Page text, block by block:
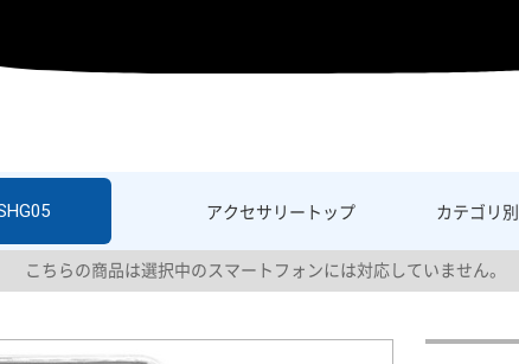
アクセサリー トップ カテゴリ別
こちらの商品は選択中のスマートフォンには対応していません。